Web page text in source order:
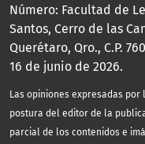
Número: Facultad de
Santos, Cerro de las
Querétaro, Qro., C.P.
16 de junio de 2026.
Las opiniones expresadas
postura del editor de la
parcial de los contenidos e